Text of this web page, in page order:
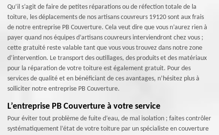
Qu’il s’agit de faire de petites réparations ou de réfection totale de la
toiture, les déplacements de nos artisans couvreurs 19120 sont aux frais
de notre entreprise PB Couverture. Cela veut dire que vous n’aurez rien à
payer quand nos équipes d’artisans couvreurs interviendront chez vous ;
cette gratuité reste valable tant que vous vous trouvez dans notre zone
d’intervention. Le transport des outillages, des produits et des matériaux
pour la réparation de votre toiture est également gratuit. Pour des
services de qualité et en bénéficiant de ces avantages, n’hésitez plus à
solliciter notre entreprise PB Couverture.
L’entreprise PB Couverture à votre service
Pour éviter tout problème de fuite d’eau, de mal isolation ; faites contrôler
systématiquement l’état de votre toiture par un spécialiste en couverture